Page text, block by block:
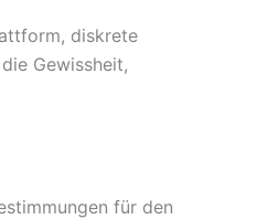
diskrete
Gewissheit,
für den